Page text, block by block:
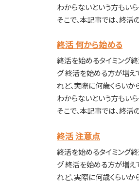
わからないという方もいら
そこで、本記事では、終
終活 何から始める
終活を始めるタイミング
グ 終活を始める方が増え
れど、実際に何歳くらいか
わからないという方もいら
そこで、本記事では、終
終活 注意点
終活を始めるタイミング
グ 終活を始める方が増え
れど、実際に何歳くらいか